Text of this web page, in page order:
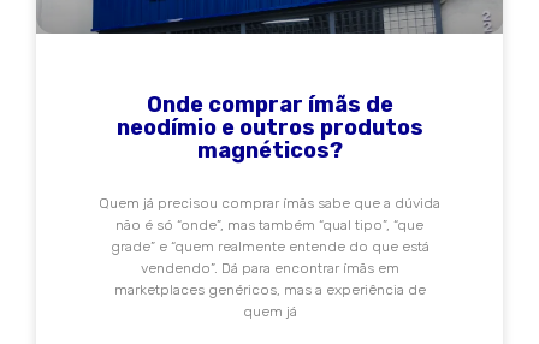
Onde comprar ímãs de
neodímio e outros produtos
magnéticos?
Quem já precisou comprar ímãs sabe que a dúvida
não é só “onde”, mas também “qual tipo”, “que
grade” e “quem realmente entende do que está
vendendo”. Dá para encontrar ímãs em
marketplaces genéricos, mas a experiência de
quem já